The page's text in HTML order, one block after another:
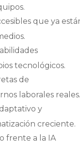
que ya
tecnológicos.
de
laborales reales.
y
creciente.
frente a la IA